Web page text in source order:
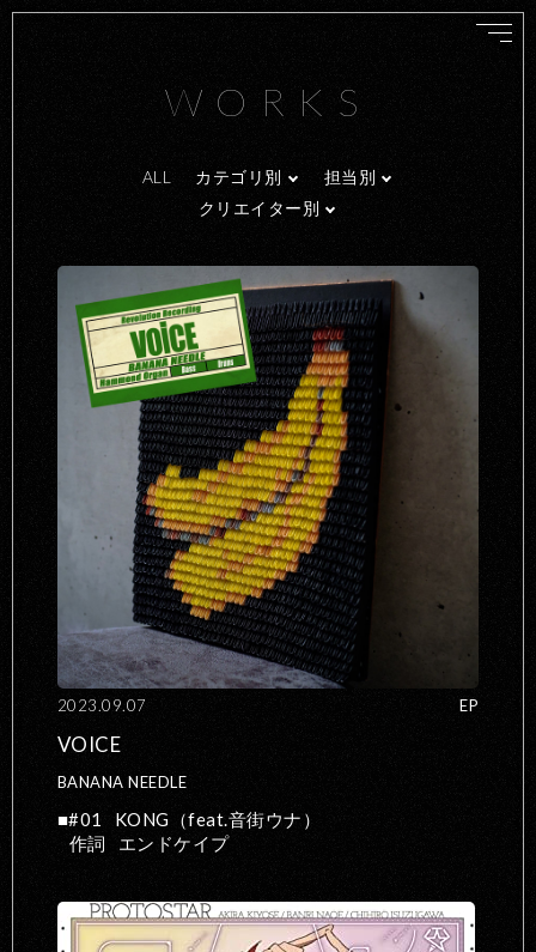
WORKS
ALL カテゴリ別
担当別
クリエイター別
2023.09.07 EP
VOICE
BANANA NEEDLE
#01
KONG（feat.音街ウナ）
作詞
エンドケイプ